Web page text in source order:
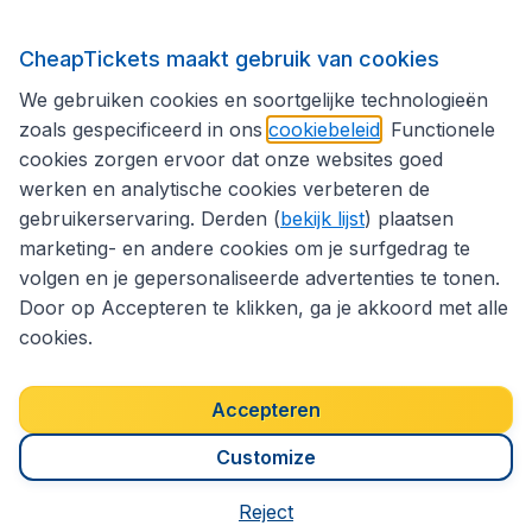
Volg CheapTickets.be
Privacybeleid
Copyright © 2026
CheapTickets maakt gebruik van cookies
We gebruiken cookies en soortgelijke technologieën
zoals gespecificeerd in ons cookiebeleid . Functionele
cookies zorgen ervoor dat onze websites goed
werken en analytische cookies verbeteren de
gebruikerservaring. Derden (bekijk lijst) plaatsen
marketing- en andere cookies om je surfgedrag te
volgen en je gepersonaliseerde advertenties te tonen.
Door op Accepteren te klikken, ga je akkoord met alle
cookies.
Accepteren
Customize
Reject